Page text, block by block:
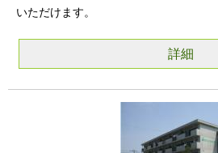
いただけます。
詳細